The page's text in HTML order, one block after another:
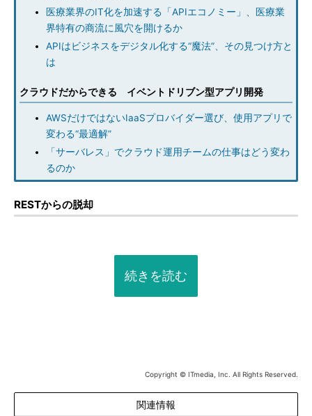
医療業界のIT化を加速する「APIエコノミー」、医療業
界特有の商流に風穴を開けるか
APIはビジネスをデジタル化する“魔法”、その見つけ方と
は
クラウドだからできる イベントドリブン型アプリ開発
AWSだけではないIaaSプロバイダー選び、使用アプリで
変わる“最適解”
「サーバレス」でクラウド運用チームの仕事はどう変わ
るのか
RESTからの脱却
続きを読む
Copyright © ITmedia, Inc. All Rights Reserved.
関連情報